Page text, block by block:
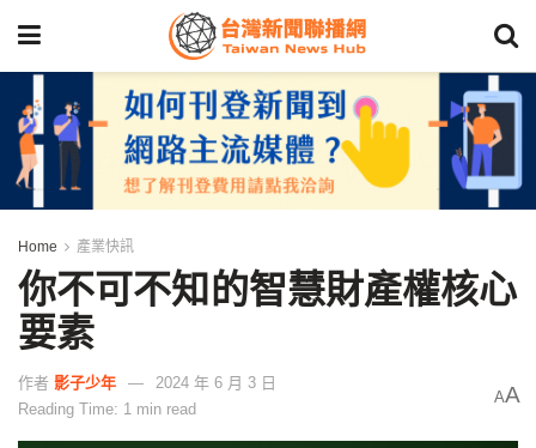
Home 產業快訊
你不可不知的智慧財產權核心
要素
作者 影子少年
2024 年 6 月 3 日
Reading Time: 1 min read
AA